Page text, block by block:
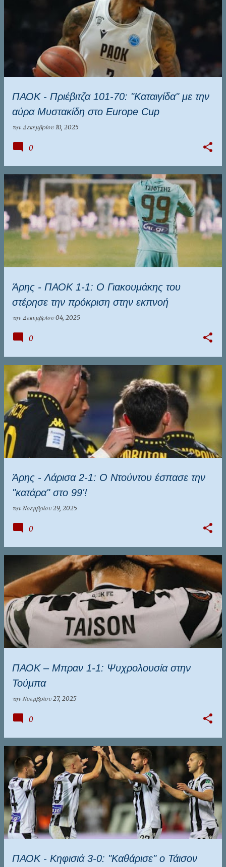
ΠΑΟΚ - Πριέβιτζα 101-70: "Καταιγίδα" με την
αύρα Μυστακίδη στο Europe Cup
την Δεκεμβρίου 10, 2025
0
Άρης - ΠΑΟΚ 1-1: Ο Γιακουμάκης του
στέρησε την πρόκριση στην εκπνοή
την Δεκεμβρίου 04, 2025
0
Άρης - Λάρισα 2-1: Ο Ντούντου έσπασε την
"κατάρα" στο 99'!
την Νοεμβρίου 29, 2025
0
ΠΑΟΚ – Μπραν 1-1: Ψυχρολουσία στην
Τούμπα
την Νοεμβρίου 27, 2025
0
ΠΑΟΚ - Κηφισιά 3-0: "Καθάρισε" ο Τάισον